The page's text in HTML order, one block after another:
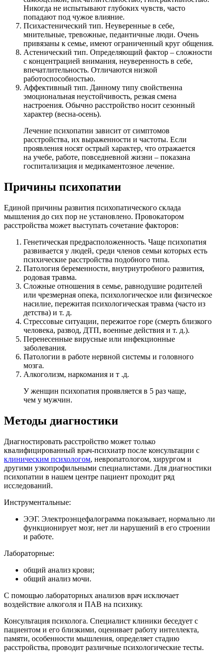
Никогда не испытывают глубоких чувств, часто
попадают под чужое влияние.
Психастенический тип. Неуверенные в себе,
мнительные, тревожные, педантичные люди. Очень
привязаны к семье, имеют ограниченный круг общения.
Астенический тип. Определяющий фактор – сложности
с концентрацией внимания, неуверенность в себе,
впечатлительность. Отличаются низкой
работоспособностью.
Аффективный тип. Данному типу свойственна
эмоциональная неустойчивость, резкая смена
настроения. Обычно расстройство носит сезонный
характер (весна-осень).
Лечение психопатии зависит от симптомов
расстройства, их выраженности и частоты. Если
проявления носят острый характер, что отражается
на учебе, работе, повседневной жизни – показана
госпитализация и медикаментозное лечение.
Причины психопатии
Единой причины развития психопатического склада
мышления до сих пор не установлено. Провокатором
расстройства может выступать сочетание факторов:
Генетическая предрасположенность. Чаще психопатия
развивается у людей, среди членов семьи которых есть
психические расстройства подобного типа.
Патология беременности, внутриутробного развития,
родовая травма.
Сложные отношения в семье, равнодушие родителей
или чрезмерная опека, психологическое или физическое
насилие, пережитая психологическая травма (часто из
детства) и т. д.
Стрессовые ситуации, пережитое горе (смерть близкого
человека, развод, ДТП, военные действия и т. д.).
Перенесенные вирусные или инфекционные
заболевания.
Патологии в работе нервной системы и головного
мозга.
Алкоголизм, наркомания и т .д.
У женщин психопатия проявляется в 5 раз чаще,
чем у мужчин.
Методы диагностики
Диагностировать расстройство может только
квалифицированный врач-психиатр после консультации с
клиническим психологом, невропатологом, хирургом и
другими узкопрофильными специалистами. Для диагностики
психопатии в нашем центре пациент проходит ряд
исследований.
Инструментальные:
ЭЭГ. Электроэнцефалограмма показывает, нормально ли
функционирует мозг, нет ли нарушений в его строении
и работе.
Лабораторные:
общий анализ крови;
общий анализ мочи.
С помощью лабораторных анализов врач исключает
воздействие алкоголя и ПАВ на психику.
Консультация психолога. Специалист клиники беседует с
пациентом и его близкими, оценивает работу интеллекта,
памяти, особенности мышления, определяет стадию
расстройства, проводит различные психологические тесты.